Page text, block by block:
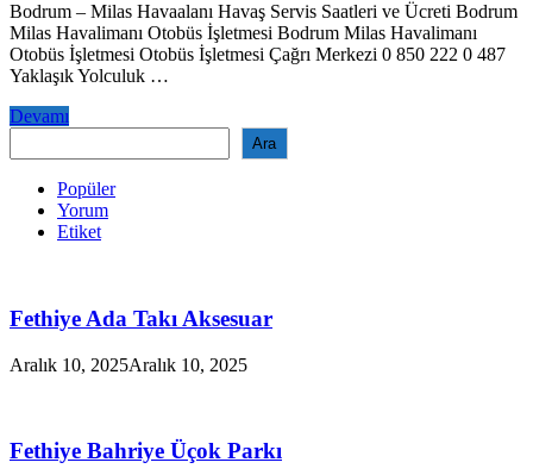
Bodrum – Milas Havaalanı Havaş Servis Saatleri ve Ücreti Bodrum
Milas Havalimanı Otobüs İşletmesi Bodrum Milas Havalimanı
Otobüs İşletmesi Otobüs İşletmesi Çağrı Merkezi 0 850 222 0 487
Yaklaşık Yolculuk …
Bodrum
Havaş
Saatleri
Devamı
Ara
Popüler
Yorum
Etiket
Fethiye Ada Takı Aksesuar
Aralık 10, 2025Aralık 10, 2025
Fethiye Bahriye Üçok Parkı